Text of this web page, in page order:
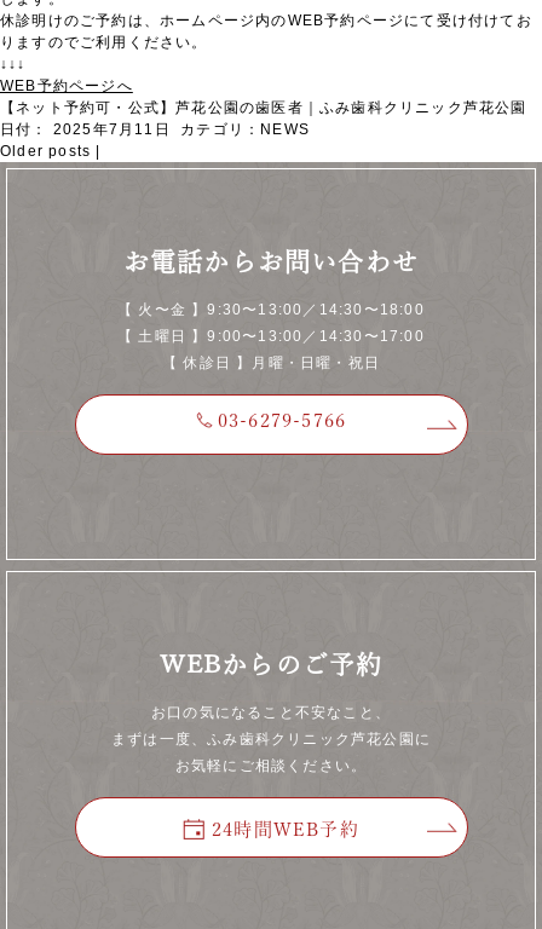
休診明けのご予約は、ホームページ内のWEB予約ページにて受け付けてお
りますのでご利用ください。
↓↓↓
WEB予約ページへ
【ネット予約可・公式】芦花公園の歯医者｜ふみ歯科クリニック芦花公園
日付： 2025年7月11日 カテゴリ： NEWS
Older posts
お電話からお問い合わせ
【 火〜金 】9:30〜13:00／14:30〜18:00
【 土曜日 】9:00〜13:00／14:30〜17:00
【 休診日 】月曜・日曜・祝日
03-6279-5766
WEBからのご予約
お口の気になること不安なこと、
まずは一度、ふみ歯科クリニック芦花公園に
お気軽にご相談ください。
24時間WEB予約